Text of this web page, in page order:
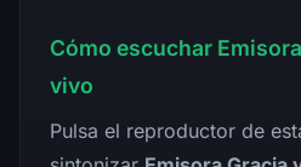
Cómo escuchar
vivo
Pulsa el reproductor de